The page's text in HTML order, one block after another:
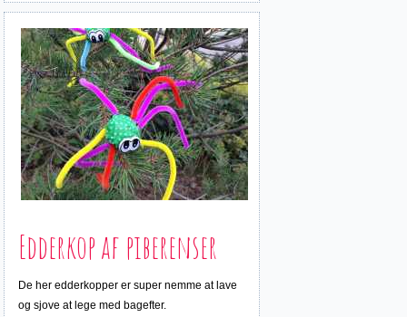
Edderkop af piberenser
De her edderkopper er super nemme at lave
og sjove at lege med bagefter.